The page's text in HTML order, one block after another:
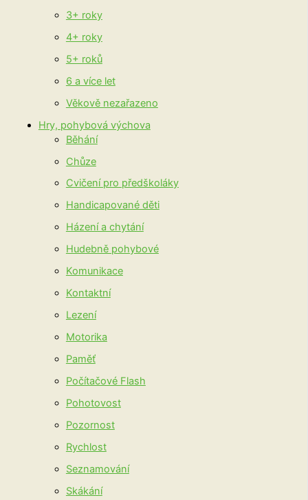
3+ roky
4+ roky
5+ roků
6 a více let
Věkově nezařazeno
Hry, pohybová výchova
Běhání
Chůze
Cvičení pro předškoláky
Handicapované děti
Házení a chytání
Hudebně pohybové
Komunikace
Kontaktní
Lezení
Motorika
Paměť
Počítačové Flash
Pohotovost
Pozornost
Rychlost
Seznamování
Skákání